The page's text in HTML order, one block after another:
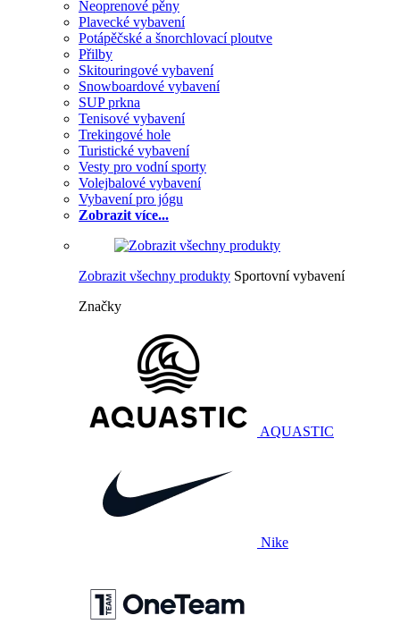
Neoprenové pěny
Plavecké vybavení
Potápěčské a šnorchlovací ploutve
Přilby
Skitouringové vybavení
Snowboardové vybavení
SUP prkna
Tenisové vybavení
Trekingové hole
Turistické vybavení
Vesty pro vodní sporty
Volejbalové vybavení
Vybavení pro jógu
Zobrazit více...
Zobrazit všechny produkty Sportovní vybavení
Značky
AQUASTIC
Nike